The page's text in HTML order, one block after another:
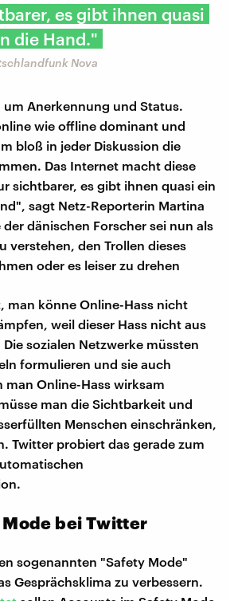
es gibt ihnen quasi
die Hand."
Nova
um Anerkennung und Status.
wie offline dominant und
bloß in jeder Diskussion die
Das Internet macht diese
sichtbarer, es gibt ihnen quasi ein
sagt Netz-Reporterin Martina
dänischen Forscher sei nun als
verstehen, den Trollen dieses
oder es leiser zu drehen
man könne Online-Hass nicht
weil dieser Hass nicht aus
sozialen Netzwerke müssten
formulieren und sie auch
man Online-Hass wirksam
man die Sichtbarkeit und
Menschen einschränken,
Twitter probiert das gerade zum
bei Twitter
sogenannten "Safety Mode"
Gesprächsklima zu verbessern.